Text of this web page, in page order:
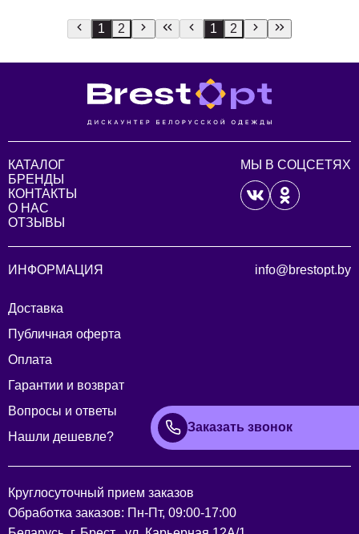
1 2 1 2
КАТАЛОГ
БРЕНДЫ
КОНТАКТЫ
О НАС
ОТЗЫВЫ
МЫ В СОЦСЕТЯХ
ИНФОРМАЦИЯ
Доставка
Публичная оферта
Оплата
Гарантии и возврат
Вопросы и ответы
Нашли дешевле?
info@brestopt.by
Заказать звонок
Круглосуточный прием заказов
Обработка заказов: Пн-Пт, 09:00-17:00